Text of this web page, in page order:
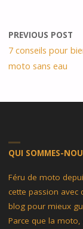
PREVIOUS POST
7 conseils pour
moto sans eau
QUI SOMMES-
Féru de moto
cette passion avec
blog pour mieux
Parce que la moto,